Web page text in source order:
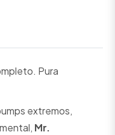
Pura
extremos,
Mr.